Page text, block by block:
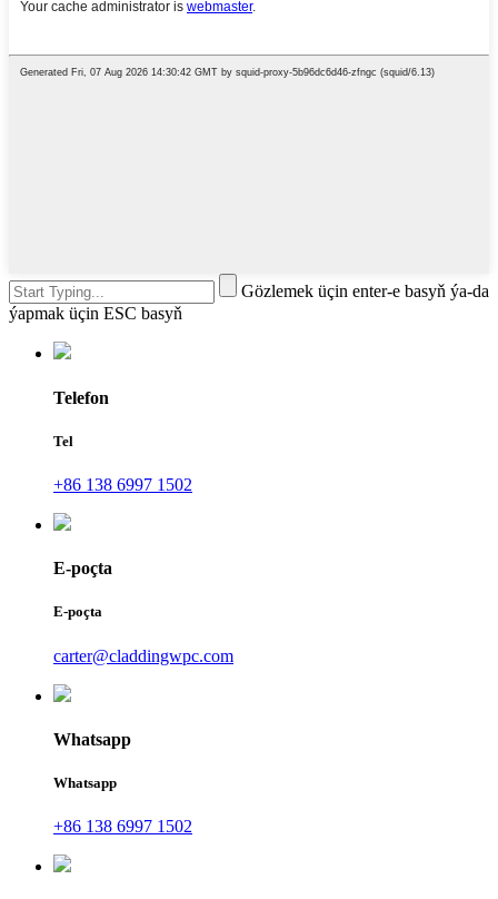
Gözlemek üçin enter-e basyň ýa-da
ýapmak üçin ESC basyň
Telefon
Tel
+86 138 6997 1502
E-poçta
E-poçta
carter@claddingwpc.com
Whatsapp
Whatsapp
+86 138 6997 1502